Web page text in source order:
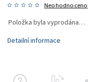
Neohodnoceno
Položka byla vyprodána…
Detailní informace